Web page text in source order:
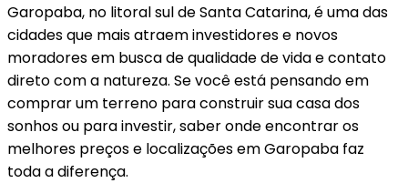
Garopaba, no litoral sul de Santa Catarina, é uma das
cidades que mais atraem investidores e novos
moradores em busca de qualidade de vida e contato
direto com a natureza. Se você está pensando em
comprar um terreno para construir sua casa dos
sonhos ou para investir, saber onde encontrar os
melhores preços e localizações em Garopaba faz
toda a diferença.